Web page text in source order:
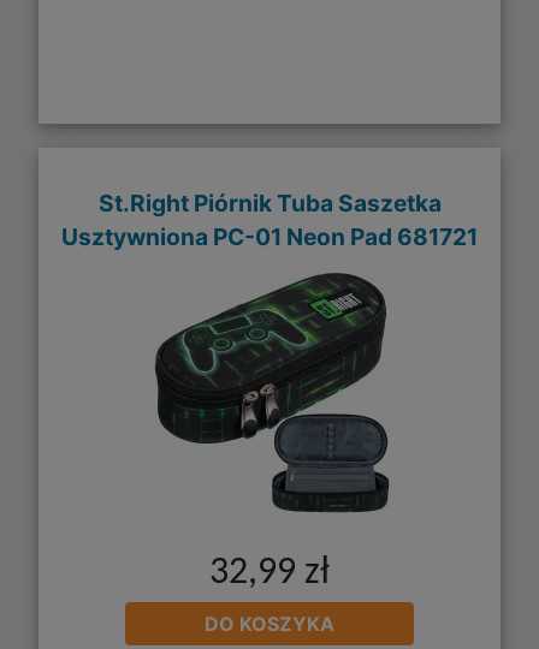
St.Right Piórnik Tuba Saszetka
Usztywniona PC-01 Neon Pad 681721
32,99 zł
DO KOSZYKA